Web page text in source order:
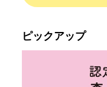
ピックアップ